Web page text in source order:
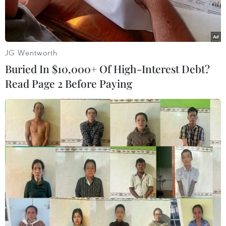
Đối tượng Lê Bảo Tín làm việc với cơ quan công an. (Ảnh:
TTXVN phát)
Phòng Cảnh sát hình sự Công an tỉnh Nghệ An
vừa chủ trì phối hợp với các lực lượng liên quan
JG Wentworth
Buried In $10,000+ Of High-Interest Debt?
Read Page 2 Before Paying